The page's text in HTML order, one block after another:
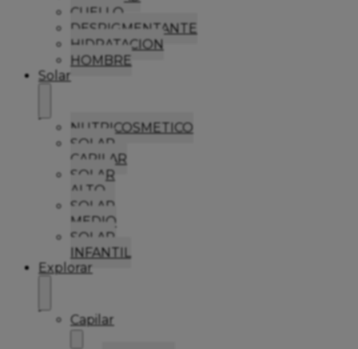
CUELLO
DESPIGMENTANTE
HIDRATACION
HOMBRE
Solar
NUTRICOSMETICO
SOLAR
CAPILAR
SOLAR
ALTO
SOLAR
MEDIO
SOLAR
INFANTIL
Explorar
Capilar